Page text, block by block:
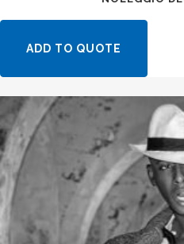
ADD TO QUOTE